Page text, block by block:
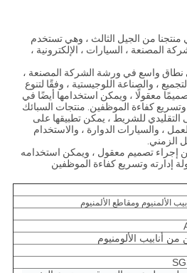
منتجنا من الجيل الثالث ، وهي تستخدم
المصنعة ، السيارات ، الإلكترونية ،
نطاق واسع في ورشة الشركة المصنعة ،
، والصناعة اللوجيستية ، وفقًا لتنوع
معقولًا ، ويمكن استخدامها أيضًا في
كفاءة الموظفين. منتجات السبائك
التقليدي للشريط ، يمكن تطبيقها على
، والسيارات الدوارة ، والاستخدام
الزمني.
إجراء تصميم معقول ، ويمكن استخدامه
إدارته وتسريع كفاءة الموظفين
أنابيب الألومنيوم